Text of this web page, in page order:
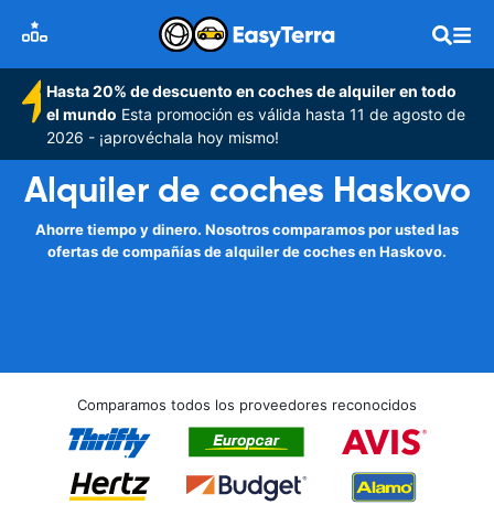
Hasta 20% de descuento en coches de alquiler en todo
el mundo Esta promoción es válida hasta 11 de agosto de
2026 - ¡aprovéchala hoy mismo!
Alquiler de coches Haskovo
Ahorre tiempo y dinero. Nosotros comparamos por usted las
ofertas de compañías de alquiler de coches en Haskovo.
Comparamos todos los proveedores reconocidos